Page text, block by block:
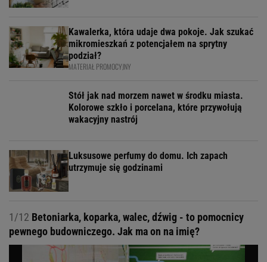
Kawalerka, która udaje dwa pokoje. Jak szukać
mikromieszkań z potencjałem na sprytny
podział?
MATERIAŁ PROMOCYJNY
Stół jak nad morzem nawet w środku miasta.
Kolorowe szkło i porcelana, które przywołują
wakacyjny nastrój
Luksusowe perfumy do domu. Ich zapach
utrzymuje się godzinami
1/12 Betoniarka, koparka, walec, dźwig - to pomocnicy
pewnego budowniczego. Jak ma on na imię?